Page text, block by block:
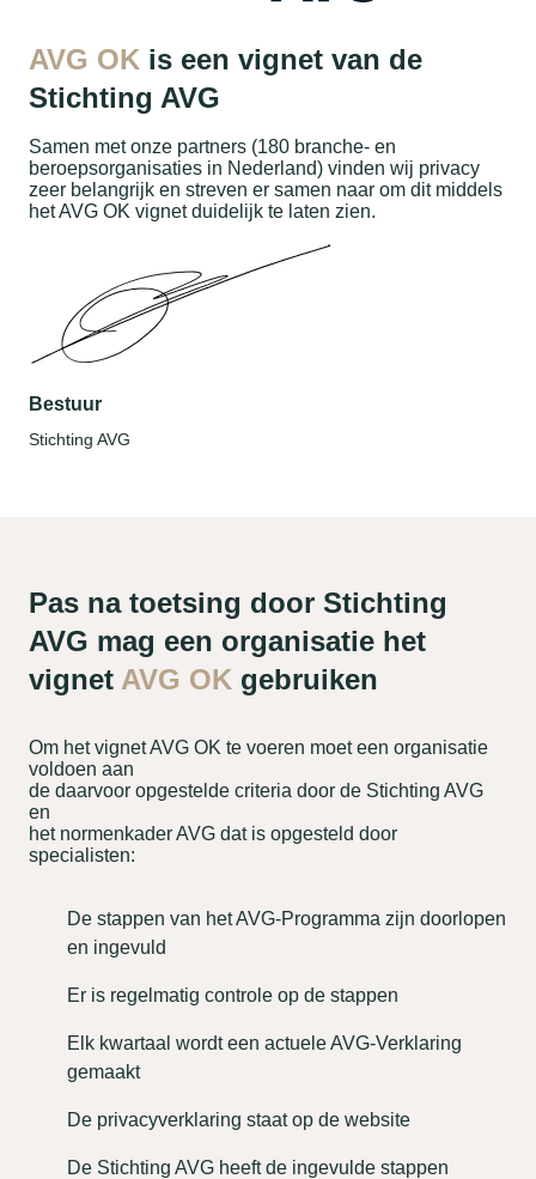
AVG OK is een vignet van de
Stichting AVG
Samen met onze partners (180 branche- en
beroepsorganisaties in Nederland) vinden wij privacy
zeer belangrijk en streven er samen naar om dit middels
het AVG OK vignet duidelijk te laten zien.
Bestuur
Stichting AVG
Pas na toetsing door Stichting
AVG mag een organisatie het
vignet AVG OK gebruiken
Om het vignet AVG OK te voeren moet een organisatie
voldoen aan
de daarvoor opgestelde criteria door de Stichting AVG
en
het normenkader AVG dat is opgesteld door
specialisten:
De stappen van het AVG-Programma zijn doorlopen
en ingevuld
Er is regelmatig controle op de stappen
Elk kwartaal wordt een actuele AVG-Verklaring
gemaakt
De privacyverklaring staat op de website
De Stichting AVG heeft de ingevulde stappen